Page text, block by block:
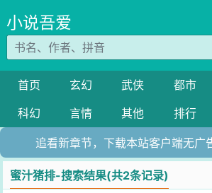
小说吾爱
首页 玄幻 武侠 都市
科幻
言情 其他 排行
追看新章节，下载本站客户端无广
蜜汁猪排-搜索结果(共2条记录)